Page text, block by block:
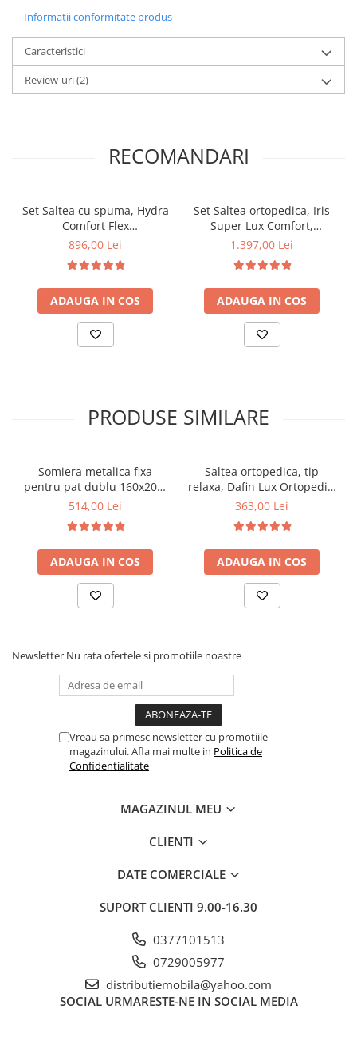
Informatii conformitate produs
Caracteristici
Review-uri(2)
RECOMANDARI
Set Saltea cu spuma, Hydra
Comfort Flex
140x200x16cm, fermitate
hipoalergenica, husa
detasabila, Saltsib plus 2
perne matlasate, microfibra
50x70cm, lavabile la 95°C
896,00 Lei
ADAUGA IN COS
Set Saltea ortopedica, Iris
Super Lux Comfort,
140x200x26cm, fermitate
Bonell, sistem de aerisire
banda Spaceair, Saltsib
plus pilota matlasata vara,
antialergica, 180x200cm
1.397,00 Lei
ADAUGA IN COS
PRODUSE SIMILARE
Somiera metalica fixa
pentru pat dublu 160x200,
6 picioare, 32 lamele lemn
saltea ferm, negru
514,00 Lei
ADAUGA IN COS
Saltea ortopedica, tip
relaxa, Dafin Lux Ortopedic,
90x200x21cm, fermitate
tip Bonell, fata vara-iarna,
sistem de aerisire cu
butoni, Salt Confort
363,00 Lei
ADAUGA IN COS
Newsletter Nu rata ofertele si promotiile noastre
Vreau sa primesc newsletter cu promotiile
magazinului. Afla mai multe in Politica de
Confidentialitate
MAGAZINUL MEU
CLIENTI
DATE COMERCIALE
SUPORT CLIENTI 9.00-16.30
0377101513
0729005977
distributiemobila@yahoo.com
SOCIAL URMARESTE-NE IN SOCIAL MEDIA